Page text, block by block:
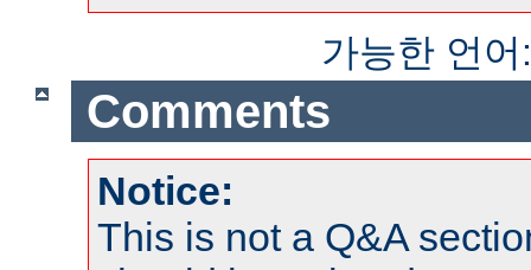
가능한 언
Comments
Notice:
This is not a Q&A